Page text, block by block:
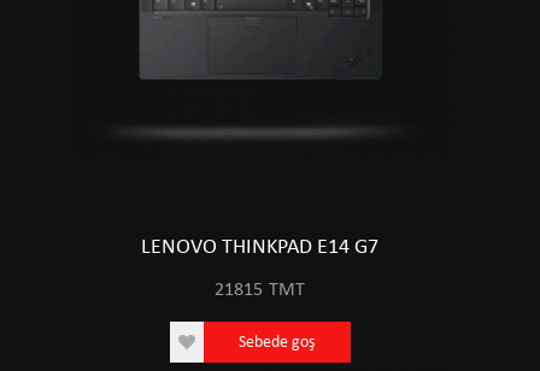
LENOVO THINKPAD E14 G7
21815 TMT
Sebede goş